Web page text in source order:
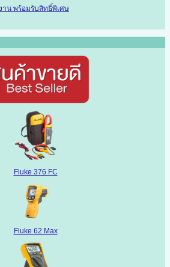
าน พร้อมรับสิทธิ์พิเศษ
Fluke 376 FC
Fluke 62 Max